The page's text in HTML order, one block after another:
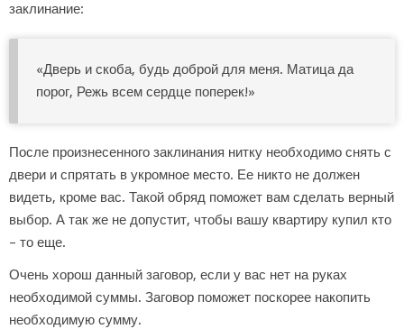
заклинание:
«Дверь и скоба, будь доброй для меня. Матица да
порог, Режь всем сердце поперек!»
После произнесенного заклинания нитку необходимо снять с
двери и спрятать в укромное место. Ее никто не должен
видеть, кроме вас. Такой обряд поможет вам сделать верный
выбор. А так же не допустит, чтобы вашу квартиру купил кто
– то еще.
Очень хорош данный заговор, если у вас нет на руках
необходимой суммы. Заговор поможет поскорее накопить
необходимую сумму.